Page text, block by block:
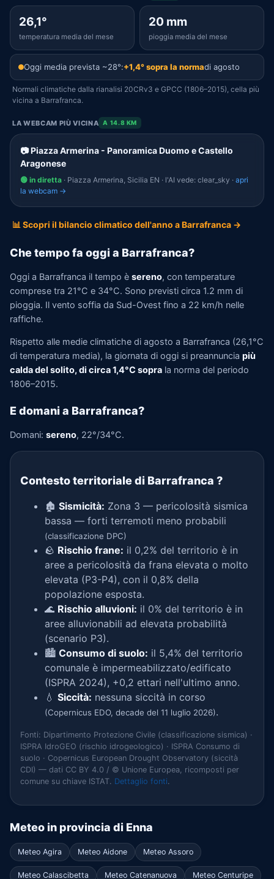
26,1°
temperatura media del mese
20 mm
pioggia media del mese
Oggi media prevista ~28°:+1,4° sopra la normadi agosto
Normali climatiche dalla rianalisi 20CRv3 e GPCC (1806–2015), cella più
vicina a Barrafranca.
LA WEBCAM PIÙ VICINA A 14.8 KM
📷 Piazza Armerina - Panoramica Duomo e Castello
Aragonese
🟢 in diretta · Piazza Armerina, Sicilia EN · l'AI vede: clear_sky · apri
la webcam →
📊 Scopri il bilancio climatico dell'anno a Barrafranca →
Che tempo fa oggi a Barrafranca?
Oggi a Barrafranca il tempo è sereno, con temperature
comprese tra 21°C e 34°C. Sono previsti circa 1.2 mm di
pioggia. Il vento soffia da Sud-Ovest fino a 22 km/h nelle
raffiche.
Rispetto alle medie climatiche di agosto a Barrafranca (26,1°C
di temperatura media), la giornata di oggi si preannuncia più
calda del solito, di circa 1,4°C sopra la norma del periodo
1806–2015.
E domani a Barrafranca?
Domani: sereno, 22°/34°C.
Contesto territoriale di Barrafranca ?
🏚️ Sismicità: Zona 3 — pericolosità sismica
bassa — forti terremoti meno probabili
(classificazione DPC)
🪨 Rischio frane: il 0,2% del territorio è in
aree a pericolosità da frana elevata o molto
elevata (P3-P4), con il 0,8% della
popolazione esposta.
🌊 Rischio alluvioni: il 0% del territorio è in
aree alluvionabili ad elevata probabilità
(scenario P3).
🏙️ Consumo di suolo: il 5,4% del territorio
comunale è impermeabilizzato/edificato
(ISPRA 2024), +0,2 ettari nell'ultimo anno.
💧 Siccità: nessuna siccità in corso
(Copernicus EDO, decade del 11 luglio 2026).
Fonti: Dipartimento Protezione Civile (classificazione sismica) ·
ISPRA IdroGEO (rischio idrogeologico) · ISPRA Consumo di
suolo · Copernicus European Drought Observatory (siccità
CDI) — dati CC BY 4.0 / © Unione Europea, ricomposti per
comune su chiave ISTAT. Dettaglio fonti.
Meteo in provincia di Enna
Meteo Agira Meteo Aidone Meteo Assoro
Meteo Calascibetta Meteo Catenanuova Meteo Centuripe